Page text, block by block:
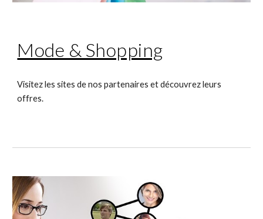
Mode & Shopping
Visitez les sites de nos partenaires et découvrez leurs
offres.